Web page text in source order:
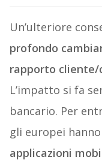
Un’ulteriore
profondo
rapporto cliente/
L’impatto si fa
bancario. Per
gli europei
applicazioni